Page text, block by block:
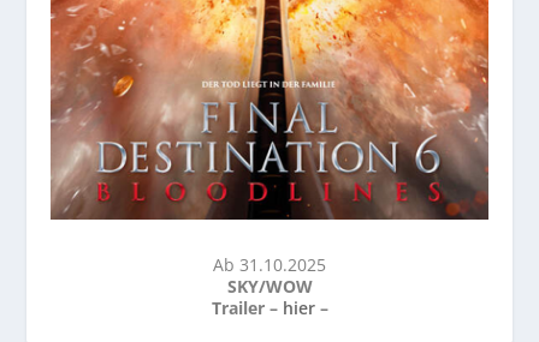
Ab 31.10.2025
SKY/WOW
Trailer – hier –